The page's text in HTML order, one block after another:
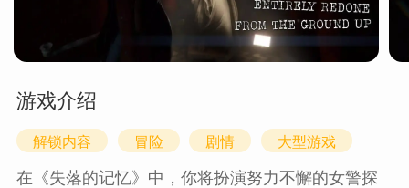
游戏介绍
解锁内容 冒险 剧情 大型游戏
在《失落的记忆》中，你将扮演努力不懈的女警探